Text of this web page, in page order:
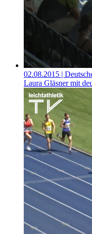
02.08.2015 |
Laura Gläsner mit